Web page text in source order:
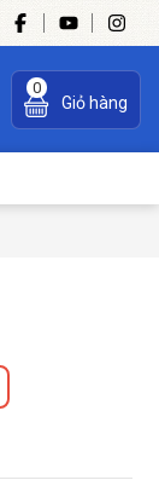
0
Giỏ hàng